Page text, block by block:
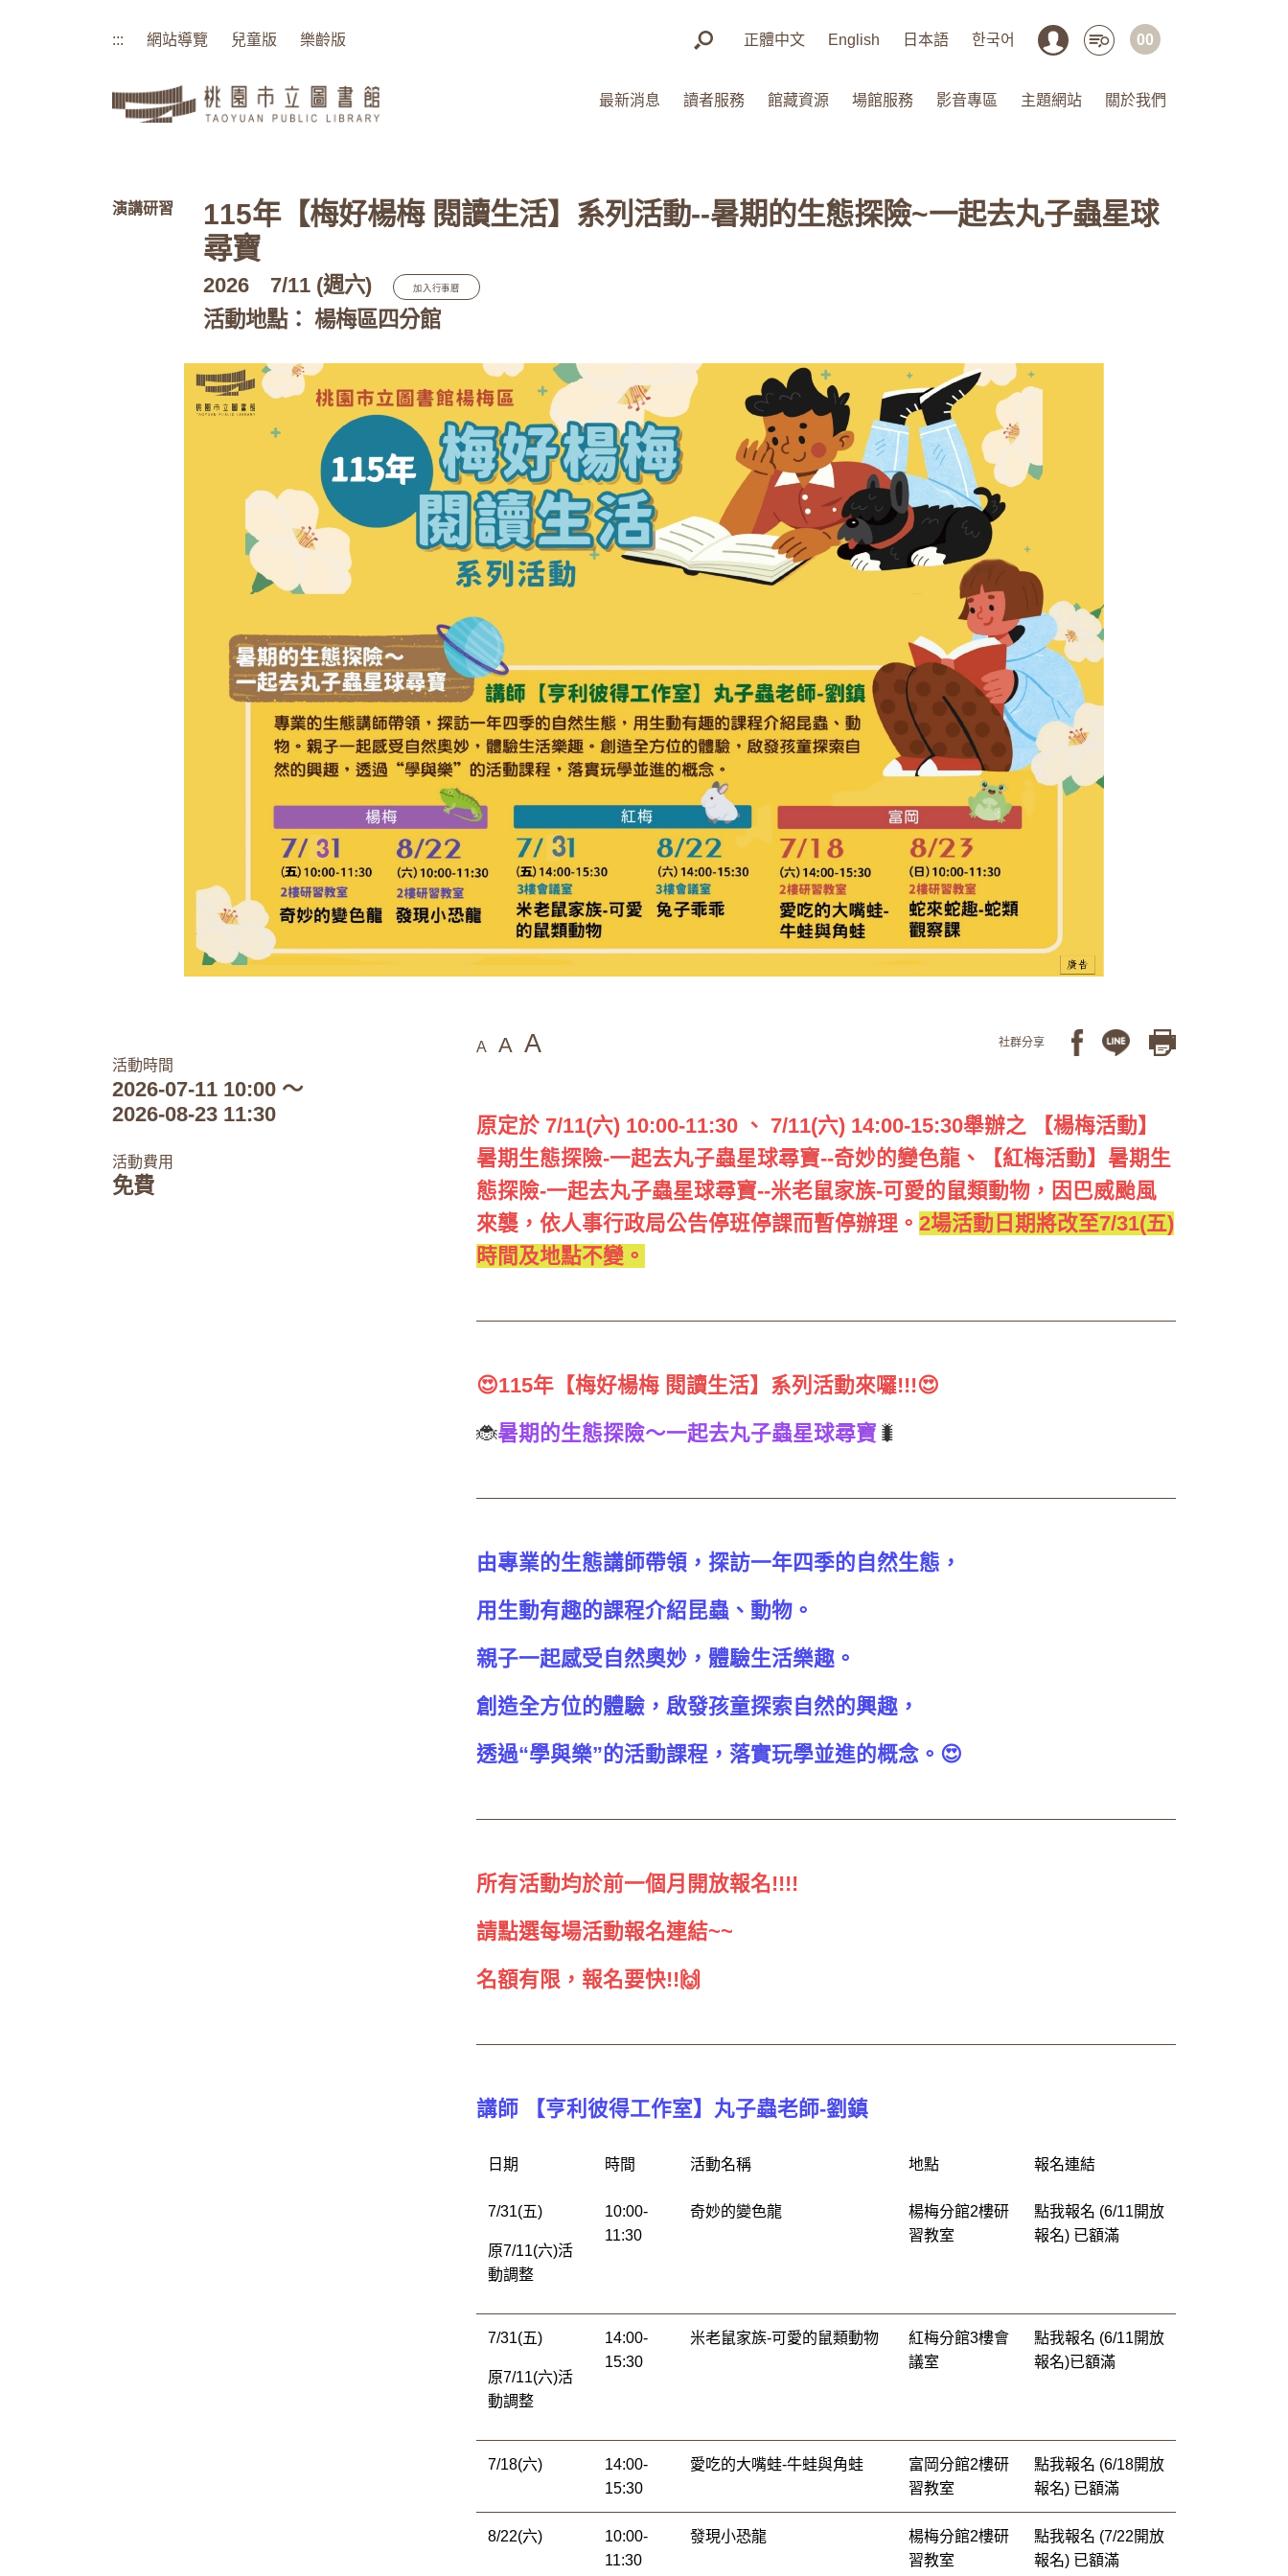
::: 網站導覽 兒童版 樂齡版 正體中文 English 日本語 한국어 00
最新消息 讀者服務 館藏資源 場館服務 影音專區 主題網站 關於我們
演講研習
115年【梅好楊梅 閱讀生活】系列活動--暑期的生態探險~一起去丸子蟲星球
尋寶
2026 7/11 (週六) 加入行事曆
活動地點： 楊梅區四分館
活動時間
2026-07-11 10:00 ～
2026-08-23 11:30
活動費用
免費
A A A 社群分享
原定於 7/11(六) 10:00-11:30 、 7/11(六) 14:00-15:30舉辦之 【楊梅活動】
暑期生態探險-一起去丸子蟲星球尋寶--奇妙的變色龍、【紅梅活動】暑期生
態探險-一起去丸子蟲星球尋寶--米老鼠家族-可愛的鼠類動物，因巴威颱風
來襲，依人事行政局公告停班停課而暫停辦理。 2場活動日期將改至7/31(五)
時間及地點不變。
😍115年【梅好楊梅 閱讀生活】系列活動來囉!!!😍
🐞暑期的生態探險～一起去丸子蟲星球尋寶 🐛
由專業的生態講師帶領，探訪一年四季的自然生態，
用生動有趣的課程介紹昆蟲、動物。
親子一起感受自然奧妙，體驗生活樂趣。
創造全方位的體驗，啟發孩童探索自然的興趣，
透過“學與樂”的活動課程，落實玩學並進的概念。😍
所有活動均於前一個月開放報名!!!!
請點選每場活動報名連結~~
名額有限，報名要快!!🙌
講師 【亨利彼得工作室】丸子蟲老師-劉鎮
日期 時間 活動名稱 地點 報名連結
7/31(五)
原7/11(六)活
動調整
10:00-
11:30
奇妙的變色龍
楊梅分館2樓研
習教室
點我報名 (6/11開放
報名) 已額滿
7/31(五)
原7/11(六)活
動調整
14:00-
15:30
米老鼠家族-可愛的鼠類動物
紅梅分館3樓會
議室
點我報名 (6/11開放
報名)已額滿
7/18(六)
14:00-
15:30
愛吃的大嘴蛙-牛蛙與角蛙
富岡分館2樓研
習教室
點我報名 (6/18開放
報名) 已額滿
8/22(六)
10:00-
11:30
發現小恐龍
楊梅分館2樓研
習教室
點我報名 (7/22開放
報名) 已額滿